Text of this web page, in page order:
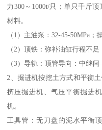
力300～1000t/只；单只千斤
材料。
（1）主油泵：32-45-50MPa；
（2）顶铁：弥补油缸行程不
（3）导轨：顶管导向：中继
2、掘进机按挖土方式和平衡
挤压掘进机、气压平衡掘进
机。
工具管：无刀盘的泥水平衡